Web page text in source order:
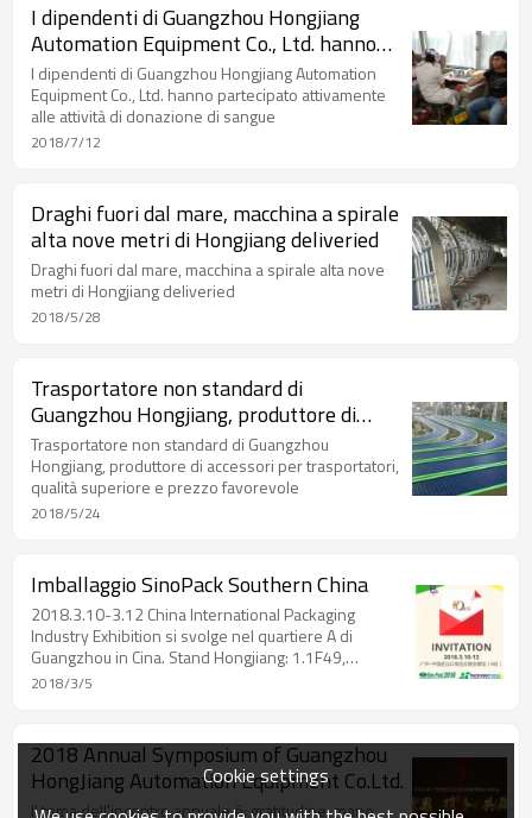
I dipendenti di Guangzhou Hongjiang
Automation Equipment Co., Ltd. hanno
partecipato attivamente alle attività di
donazione di sangue
I dipendenti di Guangzhou Hongjiang Automation
Equipment Co., Ltd. hanno partecipato attivamente
alle attività di donazione di sangue
2018/7/12
Draghi fuori dal mare, macchina a spirale
alta nove metri di Hongjiang deliveried
Draghi fuori dal mare, macchina a spirale alta nove
metri di Hongjiang deliveried
2018/5/28
Trasportatore non standard di
Guangzhou Hongjiang, produttore di
accessori per trasportatori, qualità
superiore e prezzo favorevole
Trasportatore non standard di Guangzhou
Hongjiang, produttore di accessori per trasportatori,
qualità superiore e prezzo favorevole
2018/5/24
Imballaggio SinoPack Southern China
2018.3.10-3.12 China International Packaging
Industry Exhibition si svolge nel quartiere A di
Guangzhou in Cina. Stand Hongjiang: 1.1F49,
benvenuto alla tua visita.
2018/3/5
2018 Annual Symposium of Guangzhou
HongJiang Automation Equipment Co.Ltd.
Il tema dell'incontro annuale è: gratitudine, mano
Cookie settings